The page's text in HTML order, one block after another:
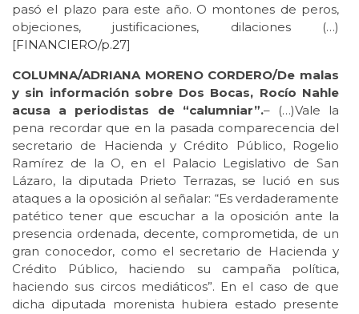
pasó el plazo para este año. O montones de peros,
objeciones, justificaciones, dilaciones (…)
[FINANCIERO/p.27]
COLUMNA/ADRIANA MORENO CORDERO/De malas
y sin información sobre Dos Bocas, Rocío Nahle
acusa a periodistas de “calumniar”.– (…)Vale la
pena recordar que en la pasada comparecencia del
secretario de Hacienda y Crédito Público, Rogelio
Ramírez de la O, en el Palacio Legislativo de San
Lázaro, la diputada Prieto Terrazas, se lució en sus
ataques a la oposición al señalar: “Es verdaderamente
patético tener que escuchar a la oposición ante la
presencia ordenada, decente, comprometida, de un
gran conocedor, como el secretario de Hacienda y
Crédito Público, haciendo su campaña política,
haciendo sus circos mediáticos”. En el caso de que
dicha diputada morenista hubiera estado presente